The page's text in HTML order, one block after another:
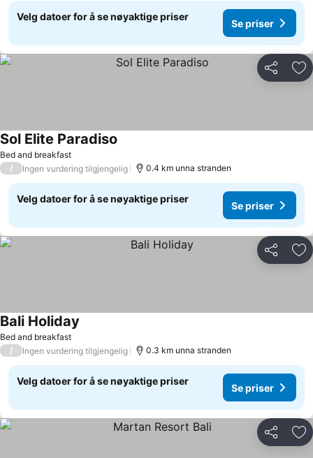
Velg datoer for å se nøyaktige priser
Se priser
Del
Bed and breakfast
Sol Elite Paradiso
/ Ingen vurdering tilgjengelig 0.4 km unna stranden
Velg datoer for å se nøyaktige priser
Se priser
Del
Bed and breakfast
Bali Holiday
/ Ingen vurdering tilgjengelig 0.3 km unna stranden
Velg datoer for å se nøyaktige priser
Se priser
Del